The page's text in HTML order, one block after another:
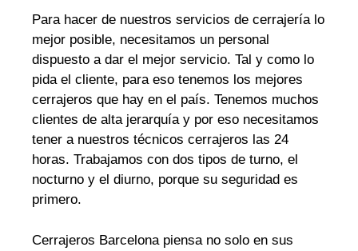
Para hacer de nuestros servicios de cerrajería lo
mejor posible, necesitamos un personal
dispuesto a dar el mejor servicio. Tal y como lo
pida el cliente, para eso tenemos los mejores
cerrajeros que hay en el país. Tenemos muchos
clientes de alta jerarquía y por eso necesitamos
tener a nuestros técnicos cerrajeros las 24
horas. Trabajamos con dos tipos de turno, el
nocturno y el diurno, porque su seguridad es
primero.
Cerrajeros Barcelona piensa no solo en sus